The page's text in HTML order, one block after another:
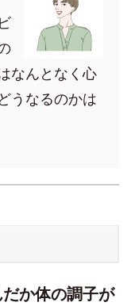
なんとなく心
うなるのかは
か体の調子が